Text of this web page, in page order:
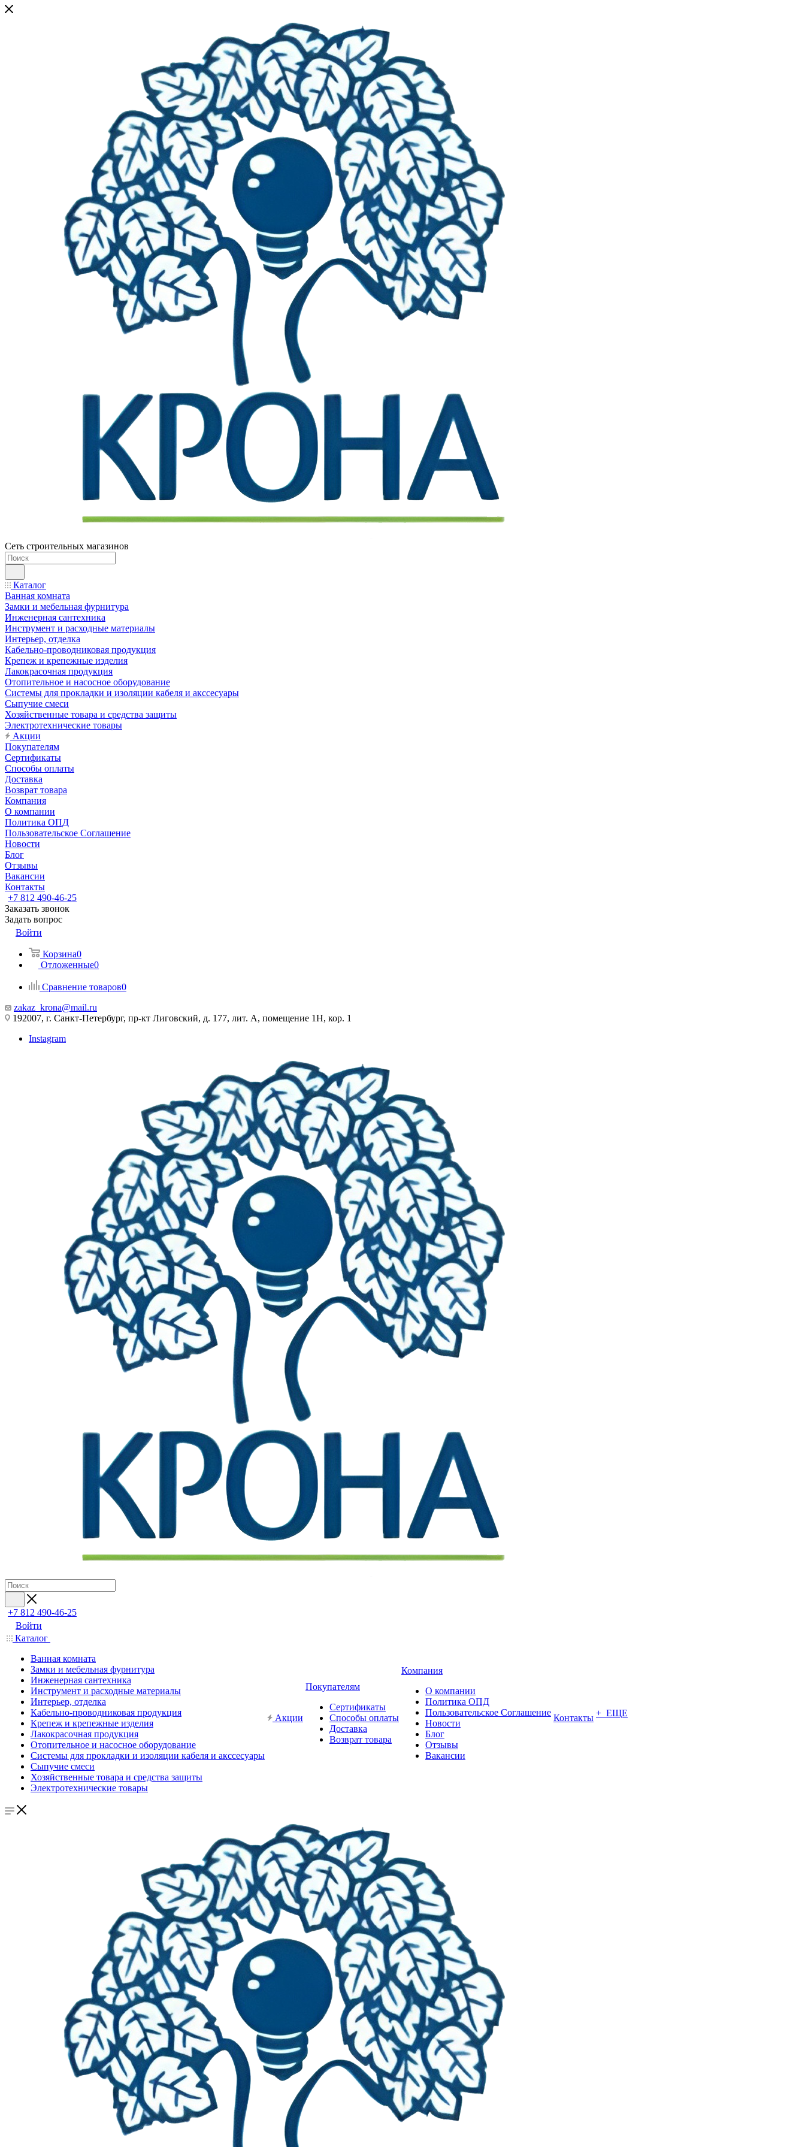
Сеть строительных магазинов
Каталог
Ванная комната
Замки и мебельная фурнитура
Инженерная сантехника
Инструмент и расходные материалы
Интерьер, отделка
Кабельно-проводниковая продукция
Крепеж и крепежные изделия
Лакокрасочная продукция
Отопительное и насосное оборудование
Системы для прокладки и изоляции кабеля и акссесуары
Сыпучие смеси
Хозяйственные товара и средства защиты
Электротехнические товары
Акции
Покупателям
Сертификаты
Способы оплаты
Доставка
Возврат товара
Компания
О компании
Политика ОПД
Пользовательское Соглашение
Новости
Блог
Отзывы
Вакансии
Контакты
+7 812 490-46-25
Заказать звонок
Задать вопрос
Войти
Корзина0
Отложенные0
Сравнение товаров0
zakaz_krona@mail.ru
192007, г. Санкт-Петербург, пр-кт Лиговский, д. 177, лит. А, помещение 1Н, кор. 1
Instagram
+7 812 490-46-25
Войти
Каталог
Ванная комната
Замки и мебельная фурнитура
Инженерная сантехника
Инструмент и расходные материалы
Интерьер, отделка
Кабельно-проводниковая продукция
Крепеж и крепежные изделия
Лакокрасочная продукция
Отопительное и насосное оборудование
Системы для прокладки и изоляции кабеля и акссесуары
Сыпучие смеси
Хозяйственные товара и средства защиты
Электротехнические товары
Акции
Покупателям
Сертификаты
Способы оплаты
Доставка
Возврат товара
Компания
О компании
Политика ОПД
Пользовательское Соглашение
Новости
Блог
Отзывы
Вакансии
Контакты + ЕЩЕ